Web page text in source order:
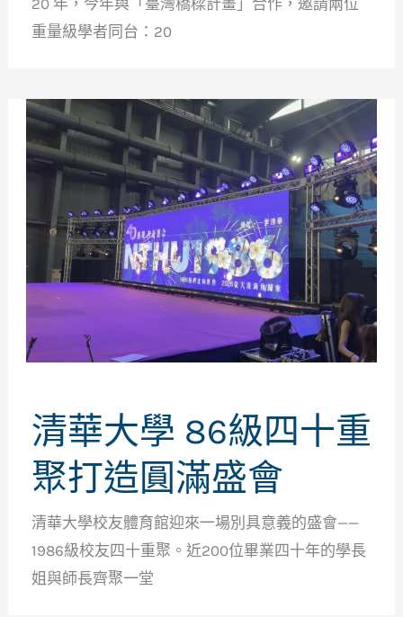
重量級學者同台：20
清華大學 86級四十重
聚打造圓滿盛會
清華大學校友體育館迎來一場別具意義的盛會——
1986級校友四十重聚。近200位畢業四十年的學長
姐與師長齊聚一堂